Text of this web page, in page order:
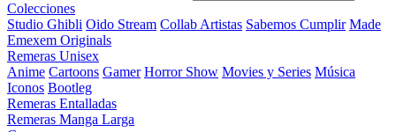
Colecciones
Studio Ghibli Oido Stream Collab Artistas Sabemos Cumplir Made
Emexem Originals
Remeras Unisex
Anime Cartoons Gamer Horror Show Movies y Series Música
Iconos Bootleg
Remeras Entalladas
Remeras Manga Larga